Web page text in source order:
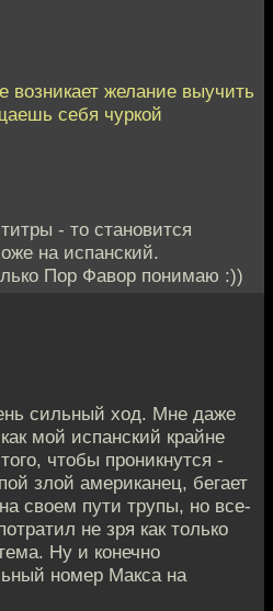
желание выучить
себя чуркой
- то становится
на испанский.
Пор Фавор понимаю :))
сильный ход. Мне даже
мой испанский крайне
чтобы проникнутся -
злой американец, бегает
своем пути трупы, но все-
не зря как только
Ну и конечно
номер Макса на